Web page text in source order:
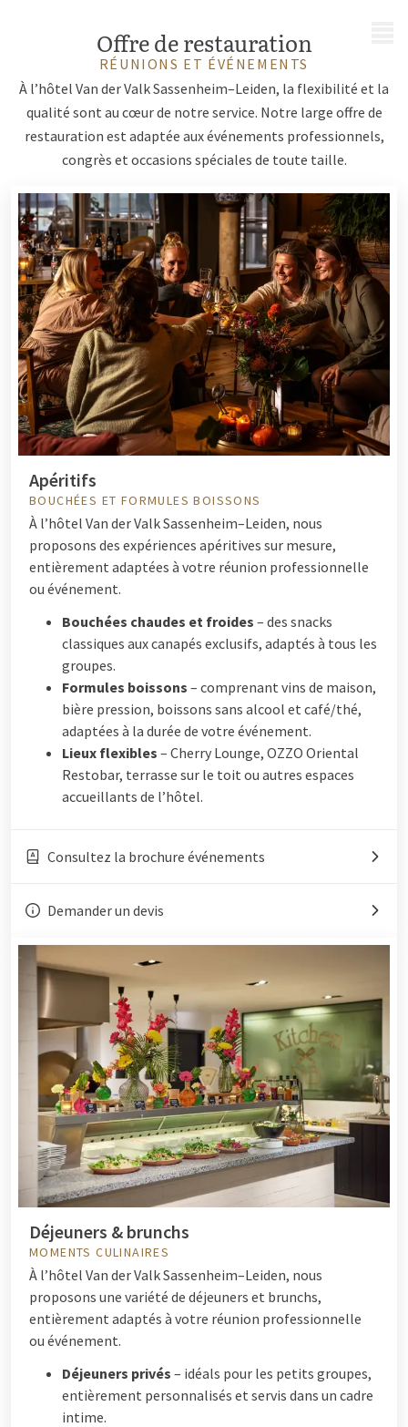
Offre de restauration
RÉUNIONS ET ÉVÉNEMENTS
À l’hôtel Van der Valk Sassenheim–Leiden, la flexibilité et la
qualité sont au cœur de notre service. Notre large offre de
restauration est adaptée aux événements professionnels,
congrès et occasions spéciales de toute taille.
Apéritifs
BOUCHÉES ET FORMULES BOISSONS
À l’hôtel Van der Valk Sassenheim–Leiden, nous
proposons des expériences apéritives sur mesure,
entièrement adaptées à votre réunion professionnelle
ou événement.
Bouchées chaudes et froides – des snacks
classiques aux canapés exclusifs, adaptés à tous les
groupes.
Formules boissons – comprenant vins de maison,
bière pression, boissons sans alcool et café/thé,
adaptées à la durée de votre événement.
Lieux flexibles – Cherry Lounge, OZZO Oriental
Restobar, terrasse sur le toit ou autres espaces
accueillants de l’hôtel.
Consultez la brochure événements
Demander un devis
Déjeuners & brunchs
MOMENTS CULINAIRES
À l’hôtel Van der Valk Sassenheim–Leiden, nous
proposons une variété de déjeuners et brunchs,
entièrement adaptés à votre réunion professionnelle
ou événement.
Déjeuners privés – idéals pour les petits groupes,
entièrement personnalisés et servis dans un cadre
intime.